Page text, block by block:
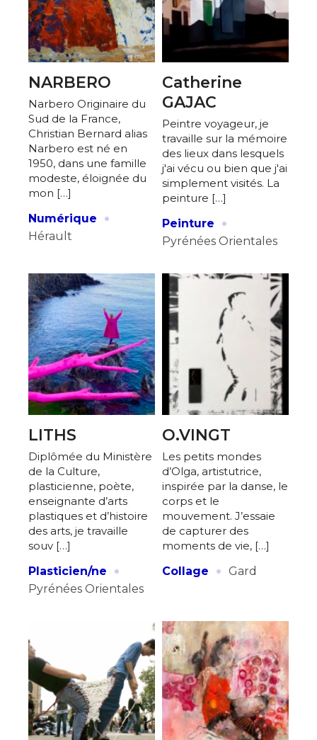
NARBERO
Narbero Originaire du
Sud de la France,
Christian Bernard alias
Narbero est né en
1950, dans une famille
modeste, éloignée du
mon […]
Numérique
·
Hérault
Catherine
GAJAC
Peintre voyageur, je
travaille sur la mémoire
des lieux dans lesquels
j'ai vécu ou bien que j'ai
simplement visités. La
peinture […]
Peinture
·
Pyrénées Orientales
LITHS
Diplômée du Ministère
de la Culture,
plasticienne, poète,
enseignante d’arts
plastiques et d’histoire
des arts, je travaille
souv […]
Plasticien/ne
·
Pyrénées Orientales
O.VINGT
Les petits mondes
d’Olga, artistutrice,
inspirée par la danse, le
corps et le
mouvement. J’essaie
de capturer des
moments de vie, […]
Collage
· Gard